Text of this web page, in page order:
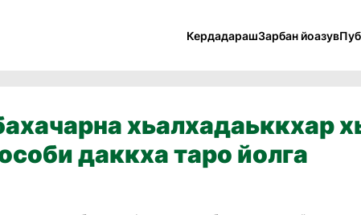
КердадарашЗарбан йоазув
хьалхадаьккхар
даккха таро йолга